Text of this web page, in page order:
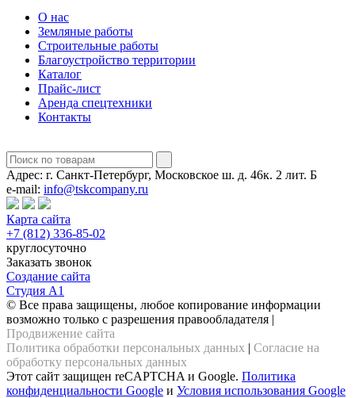
О нас
Земляные работы
Строительные работы
Благоустройство территории
Каталог
Прайс-лист
Аренда спецтехники
Контакты
Адрес: г. Санкт-Петербург, Московское ш. д. 46к. 2 лит. Б
e-mail: info@tskcompany.ru
Карта сайта
+7 (812) 336-85-02
круглосуточно
Заказать звонок
Создание сайта
Студия А1
© Все права защищены, любое копирование информации
возможно только с разрешения правообладателя |
Продвижение сайта
Политика обработки персональных данных | Согласие на
обработку персональных данных
Этот сайт защищен reCAPTCHA и Google. Политика
конфиденциальности Google и Условия использования Google